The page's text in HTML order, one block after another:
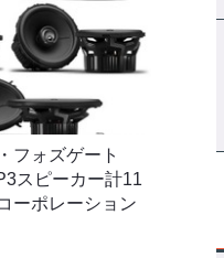
フォズゲート
スピーカー計11
ーポレーション